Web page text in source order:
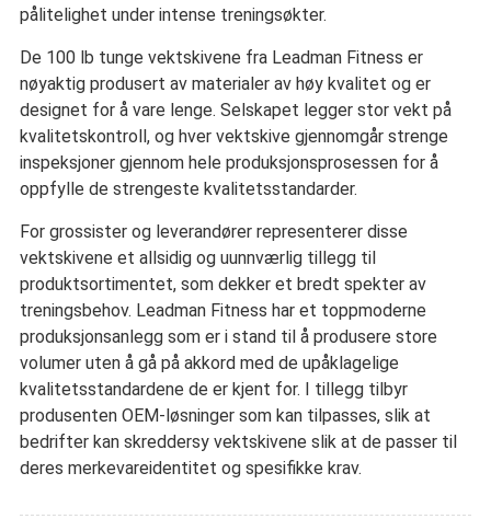
pålitelighet under intense treningsøkter.
De 100 lb tunge vektskivene fra Leadman Fitness er
nøyaktig produsert av materialer av høy kvalitet og er
designet for å vare lenge. Selskapet legger stor vekt på
kvalitetskontroll, og hver vektskive gjennomgår strenge
inspeksjoner gjennom hele produksjonsprosessen for å
oppfylle de strengeste kvalitetsstandarder.
For grossister og leverandører representerer disse
vektskivene et allsidig og uunnværlig tillegg til
produktsortimentet, som dekker et bredt spekter av
treningsbehov. Leadman Fitness har et toppmoderne
produksjonsanlegg som er i stand til å produsere store
volumer uten å gå på akkord med de upåklagelige
kvalitetsstandardene de er kjent for. I tillegg tilbyr
produsenten OEM-løsninger som kan tilpasses, slik at
bedrifter kan skreddersy vektskivene slik at de passer til
deres merkevareidentitet og spesifikke krav.